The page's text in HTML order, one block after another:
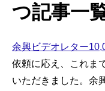
つ記事一
余興ビデオレター
依頼に応え、これま
いただきました。余